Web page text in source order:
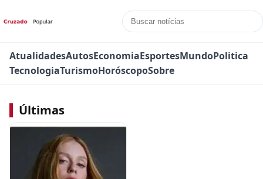
AtualidadesAutosEconomiaEsportesMundoPolitica
TecnologiaTurismoHoróscopoSobre
Últimas